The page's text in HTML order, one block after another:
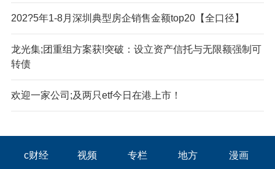
202?5年1-8月深圳典型房企销售金额top20【全口径】
龙光集;团重组方案获!突破：设立资产信托与无限额强制可
转债
欢迎一家公司;及两只etf今日在港上市！
c财经 视频 专栏 地方 漫画